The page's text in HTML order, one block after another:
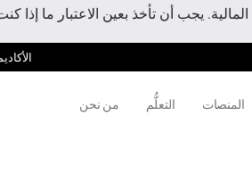
يجب أن تأخذ بعين الاعتبار ما إذا
المنصات التعلُّم من نحن